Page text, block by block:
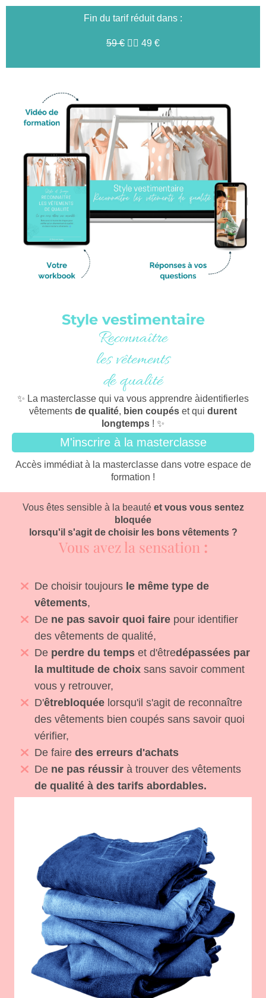
Fin du tarif réduit dans :
59 € 👉🏻 49 €
Style vestimentaire
Reconnaître
les vêtements
de qualité
✨ La masterclasse qui va vous apprendre àidentifierles
vêtements de qualité, bien coupés et qui durent
longtemps ! ✨
M'inscrire à la masterclasse
Accès immédiat à la masterclasse dans votre espace de
formation !
Vous êtes sensible à la beauté et vous vous sentez
bloquée
lorsqu'il s'agit de choisir les bons vêtements ?
Vous avez la sensation :
De choisir toujours le même type de
vêtements,
De ne pas savoir quoi faire pour identifier
des vêtements de qualité,
De perdre du temps et d'êtredépassées par
la multitude de choix sans savoir comment
vous y retrouver,
D'êtrebloquée lorsqu'il s'agit de reconnaître
des vêtements bien coupés sans savoir quoi
vérifier,
De faire des erreurs d'achats
De ne pas réussir à trouver des vêtements
de qualité à des tarifs abordables.